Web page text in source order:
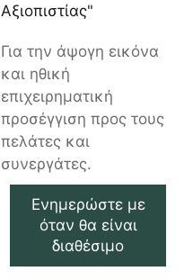
Αξιοπιστίας"
Για την άψογη εικόνα
και ηθική
επιχειρηματική
προσέγγιση προς τους
πελάτες και
συνεργάτες.
Ενημερώστε με
όταν θα είναι
διαθέσιμο